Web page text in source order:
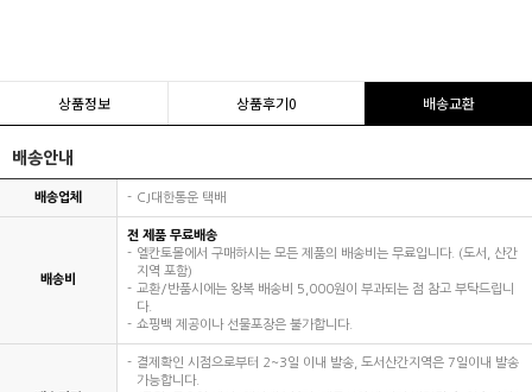
상품정보 상품후기0 배송교환
배송안내
배송업체 CJ대한통운 택배
배송비
전 제품 무료배송
엘칸토몰에서 구매하시는 모든 제품의 배송비는 무료입니다. (도서, 산간
지역 포함)
교환/반품시에는 왕복 배송비 5,000원이 부과되는 점 참고 부탁드립니
다.
쇼핑백 제공이나 선물포장은 불가합니다.
결제확인 시점으로부터 2~3일 이내 발송, 도서산간지역은 7일이내 발송
가능합니다.